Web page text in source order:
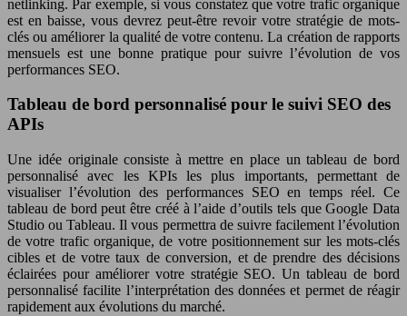
netlinking. Par exemple, si vous constatez que votre trafic organique
est en baisse, vous devrez peut-être revoir votre stratégie de mots-
clés ou améliorer la qualité de votre contenu. La création de rapports
mensuels est une bonne pratique pour suivre l’évolution de vos
performances SEO.
Tableau de bord personnalisé pour le suivi SEO des
APIs
Une idée originale consiste à mettre en place un tableau de bord
personnalisé avec les KPIs les plus importants, permettant de
visualiser l’évolution des performances SEO en temps réel. Ce
tableau de bord peut être créé à l’aide d’outils tels que Google Data
Studio ou Tableau. Il vous permettra de suivre facilement l’évolution
de votre trafic organique, de votre positionnement sur les mots-clés
cibles et de votre taux de conversion, et de prendre des décisions
éclairées pour améliorer votre stratégie SEO. Un tableau de bord
personnalisé facilite l’interprétation des données et permet de réagir
rapidement aux évolutions du marché.